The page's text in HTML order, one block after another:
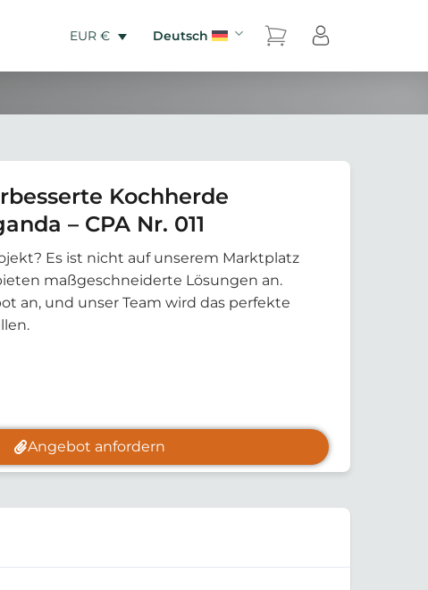
EUR € Deutsch
Kochherde
– CPA Nr. 011
Es ist nicht auf unserem Marktplatz
maßgeschneiderte Lösungen an.
an, und unser Team wird das perfekte
Angebot anfordern